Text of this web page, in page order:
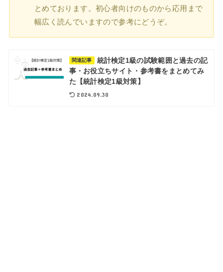
とめております。初心者向けのものから応用まで
幅広く読んでいますので参考にどうぞ。
関連記事
統計検定1級の試験範囲と過去の記
事・お役立ちサイト・参考書をまとめてみ
た【統計検定1級対策】
2024.09.30